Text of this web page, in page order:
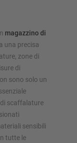
magazzino di
una precisa
zone di
di
sono solo un
scaffalature
sensibili
tutte le